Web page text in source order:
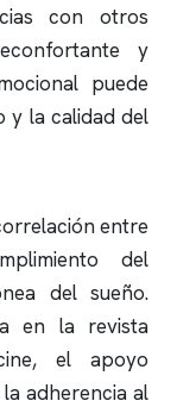
con otros
y
puede
y la calidad del
entre
del
del sueño.
en la revista
el apoyo
adherencia al